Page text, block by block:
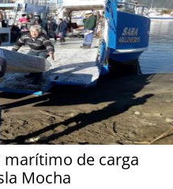
de carga
Mocha